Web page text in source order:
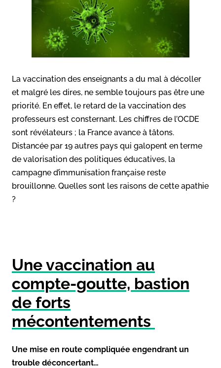
La vaccination des enseignants a du mal à décoller
et malgré les dires, ne semble toujours pas être une
priorité. En effet, le retard de la vaccination des
professeurs est consternant. Les chiffres de l’OCDE
sont révélateurs ; la France avance à tâtons.
Distancée par 19 autres pays qui galopent en terme
de valorisation des politiques éducatives, la
campagne d’immunisation française reste
brouillonne. Quelles sont les raisons de cette apathie
?
Une vaccination au
compte-goutte, bastion
de forts
mécontentements
Une mise en route compliquée engendrant un
trouble déconcertant…